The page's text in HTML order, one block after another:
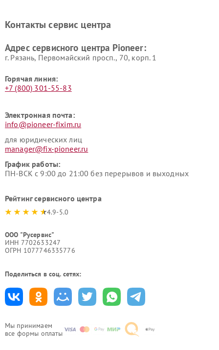
Мы принимаем
все формы оплаты
Контакты сервис центра
Адрес сервисного центра Pioneer:
г. Рязань, Первомайский просп., 70, корп. 1
Горячая линия:
+7 (800) 301-55-83
Электронная почта:
info@pioneer-fixim.ru
для юридических лиц
manager@fix-pioneer.ru
График работы:
ПН-ВСК с 9:00 до 21:00 без перерывов и выходных
Рейтинг сервисного центра
4.9-5.0
ООО "Русервис"
ИНН 7702633247
ОГРН 1077746335776
Поделиться в соц. сетях: